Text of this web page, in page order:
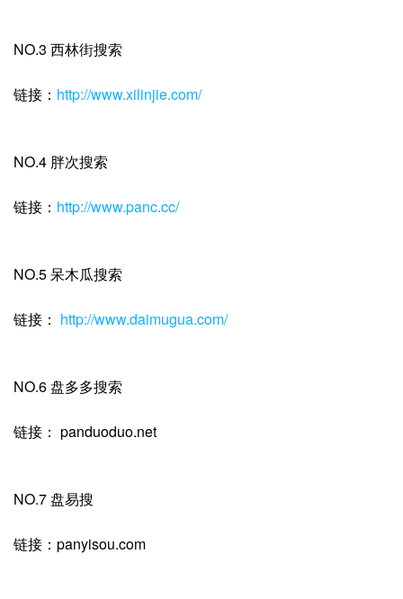
NO.3 西林街搜索
链接： http://www.xilinjie.com/
NO.4 胖次搜索
链接： http://www.panc.cc/
NO.5 呆木瓜搜索
链接： http://www.daimugua.com/
NO.6 盘多多搜索
链接： panduoduo.net
NO.7 盘易搜
链接：panyisou.com